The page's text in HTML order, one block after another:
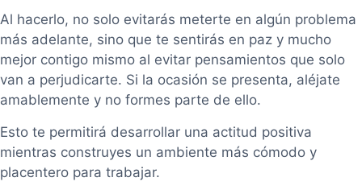
Al hacerlo, no solo evitarás meterte en algún problema
más adelante, sino que te sentirás en paz y mucho
mejor contigo mismo al evitar pensamientos que solo
van a perjudicarte. Si la ocasión se presenta, aléjate
amablemente y no formes parte de ello.
Esto te permitirá desarrollar una actitud positiva
mientras construyes un ambiente más cómodo y
placentero para trabajar.